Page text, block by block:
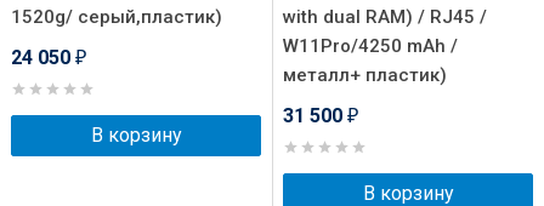
1520g/ серый,пластик)
24 050 ₽
В корзину
with dual RAM) / RJ45 /
W11Pro/4250 mAh /
металл+ пластик)
31 500 ₽
В корзину